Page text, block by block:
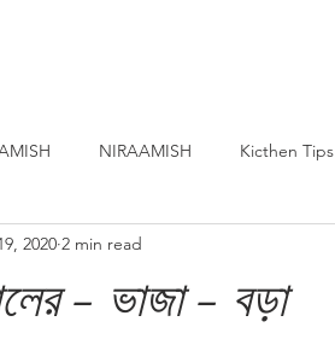
NIRAAMISH Kicthen Tips
- ভাজা - বড়া
2020 2 min read